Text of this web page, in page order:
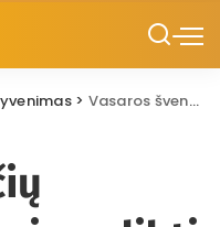
> Vasaros švenčių maratonas – kaip nelikti tuščiomis kišenėmis?